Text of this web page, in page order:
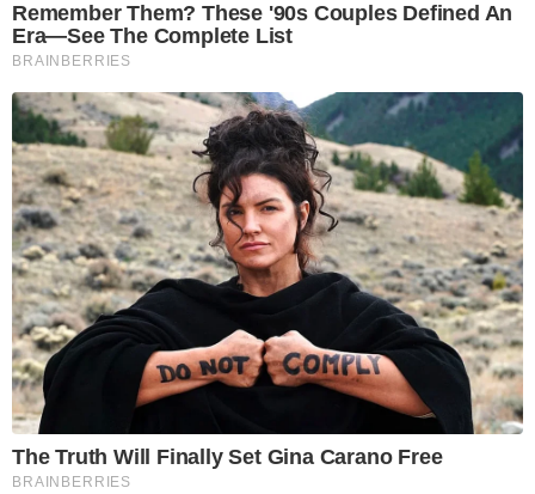
Remember Them? These '90s Couples Defined An
Era—See The Complete List
BRAINBERRIES
The Truth Will Finally Set Gina Carano Free
BRAINBERRIES